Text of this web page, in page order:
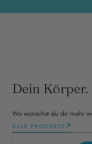
Dein Körper.
Wo wünschst du dir mehr
ALLE PRODUKTE